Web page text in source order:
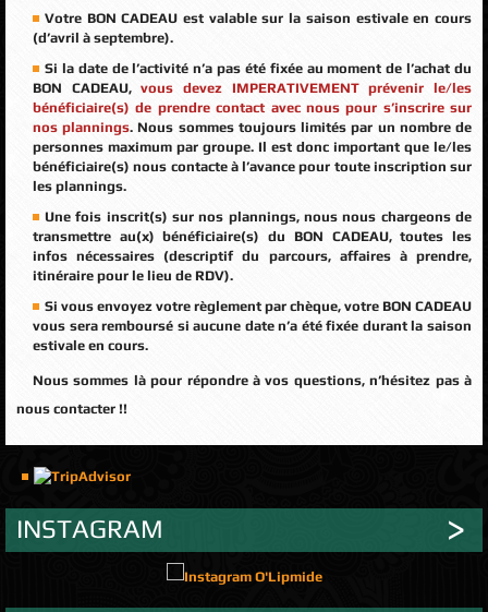
Votre BON CADEAU est valable sur la saison estivale en cours
(d’avril à septembre).
Si la date de l’activité n’a pas été fixée au moment de l’achat du
BON CADEAU,vous devez IMPERATIVEMENT prévenir le/les
bénéficiaire(s) de prendre contact avec nous pour s’inscrire sur
nos plannings. Nous sommes toujours limités par un nombre de
personnes maximum par groupe. Il est donc important que le/les
bénéficiaire(s) nous contacte à l’avance pour toute inscription sur
les plannings.
Une fois inscrit(s) sur nos plannings, nous nous chargeons de
transmettre au(x) bénéficiaire(s) du BON CADEAU, toutes les
infos nécessaires (descriptif du parcours, affaires à prendre,
itinéraire pour le lieu de RDV).
Si vous envoyez votre règlement par chèque, votre BON CADEAU
vous sera remboursé si aucune date n’a été fixée durant la saison
estivale en cours.
Nous sommes là pour répondre à vos questions, n’hésitez pas à
nous contacter !!
INSTAGRAM